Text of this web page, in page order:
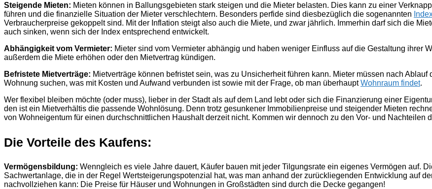
Steigende Mieten: Mieten können in Ballungsgebieten stark steigen und die Mieter belasten. Dies kann zu einer
führen und die finanzielle Situation der Mieter verschlechtern. Besonders perfide sind diesbezüglich die sogenannten
Verbraucherpreise gekoppelt sind. Mit der Inflation steigt also auch die Miete, und zwar jährlich. Immerhin darf sich die
auch sinken, wenn sich der Index entsprechend entwickelt.
Abhängigkeit vom Vermieter: Mieter sind vom Vermieter abhängig und haben weniger Einfluss auf die Gestaltung ihrer
außerdem die Miete erhöhen oder den Mietvertrag kündigen.
Befristete Mietverträge: Mietverträge können befristet sein, was zu Unsicherheit führen kann. Mieter müssen nach Ablauf
Wohnung suchen, was mit Kosten und Aufwand verbunden ist sowie mit der Frage, ob man überhauptWohnraum findet.
Wer flexibel bleiben möchte (oder muss), lieber in der Stadt als auf dem Land lebt oder sich die Finanzierung einer
den ist ein Mietverhältis die passende Wohnlösung. Denn trotz gesunkener Immobilienpreise und steigender Mieten
von Wohneigentum für einen durchschnittlichen Haushalt derzeit nicht. Kommen wir dennoch zu den Vor- und Nachteilen
Die Vorteile des Kaufens:
Vermögensbildung: Wenngleich es viele Jahre dauert, Käufer bauen mit jeder Tilgungsrate ein eigenes Vermögen auf.
Sachwertanlage, die in der Regel Wertsteigerungspotenzial hat, was man anhand der zurückliegenden Entwicklung auf
nachvollziehen kann: Die Preise für Häuser und Wohnungen in Großstädten sind durch die Decke gegangen!